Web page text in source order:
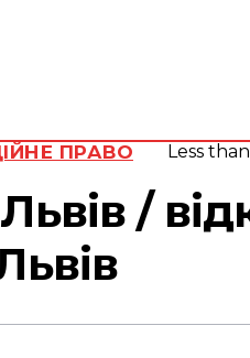
ПРАВО Less than
/